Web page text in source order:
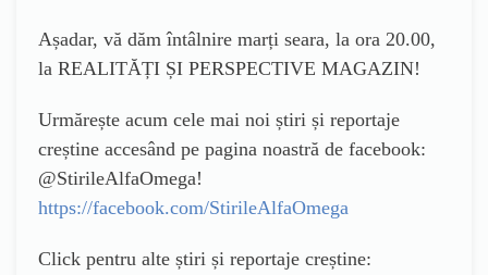
Așadar, vă dăm întâlnire marți seara, la ora 20.00,
la REALITĂȚI ȘI PERSPECTIVE MAGAZIN!
Urmărește acum cele mai noi știri și reportaje
creștine accesând pe pagina noastră de facebook:
@StirileAlfaOmega!
https://facebook.com/StirileAlfaOmega
Click pentru alte știri și reportaje creștine: